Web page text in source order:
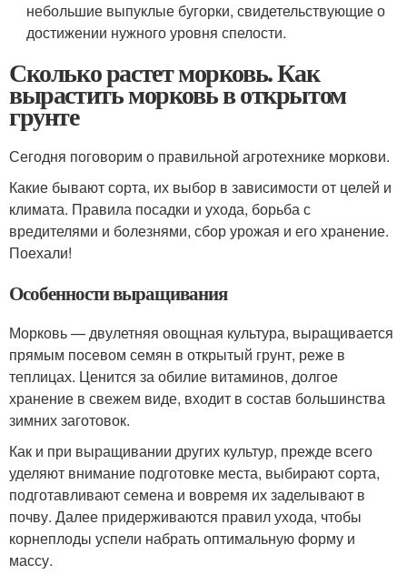
небольшие выпуклые бугорки, свидетельствующие о
достижении нужного уровня спелости.
Сколько растет морковь. Как
вырастить морковь в открытом
грунте
Сегодня поговорим о правильной агротехнике моркови.
Какие бывают сорта, их выбор в зависимости от целей и
климата. Правила посадки и ухода, борьба с
вредителями и болезнями, сбор урожая и его хранение.
Поехали!
Особенности выращивания
Морковь — двулетняя овощная культура, выращивается
прямым посевом семян в открытый грунт, реже в
теплицах. Ценится за обилие витаминов, долгое
хранение в свежем виде, входит в состав большинства
зимних заготовок.
Как и при выращивании других культур, прежде всего
уделяют внимание подготовке места, выбирают сорта,
подготавливают семена и вовремя их заделывают в
почву. Далее придерживаются правил ухода, чтобы
корнеплоды успели набрать оптимальную форму и
массу.